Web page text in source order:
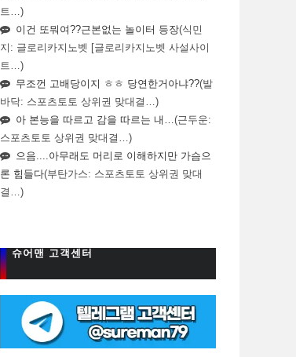
트…)
이건 또뭐여??근본없는 놀이터 등장(식민
지: 글로리카지노벳 [글로리카지노벳 사설사이
트…)
무조껀 고배당이지 ㅎㅎ 당연한거아냐??(발
바닥: 스포츠토토 상위권 맞대결…)
아 본능을 따르고 감을 따르는 내…(근두운:
스포츠토토 상위권 맞대결…)
으음....아무래도 머리로 이해하지만 가슴으
론 힘들다(부탄가스: 스포츠토토 상위권 맞대
결…)
슈어맨 고객센터